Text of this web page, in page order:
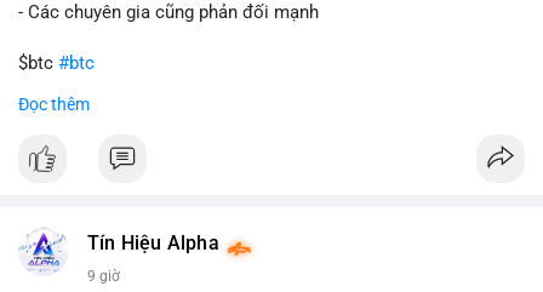
tâm lý ngắn hạn nếu hướng đến sàn tập trung.
Lời khuyên cho nhà đầu tư nhỏ lẻ:
hướng đi của dòng tiền. Tránh hành động theo cảm xúc, ưu
rõ ràng về đích đến của số BTC này.
#dongtienlon
- Các chuyên gia cũng phản đối mạnh
$btc #btc
#vlikevn
📰 Nguồn: CoinDesk
Đọc thêm
Tín Hiệu Alpha
9 giờ